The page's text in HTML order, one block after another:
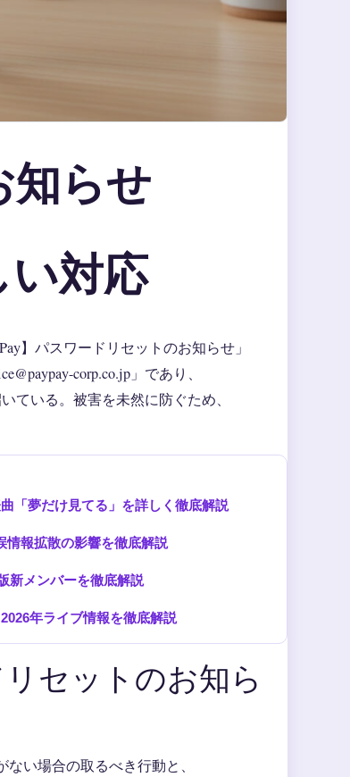
らせ
対応
】パスワードリセットのお知らせ」
corp.co.jp」であり、
ている。被害を未然に防ぐため、
「夢だけ見てる」を詳しく徹底解説
情報拡散の影響を徹底解説
新メンバーを徹底解説
年ライブ情報を徹底解説
セットのお知ら
い場合の取るべき行動と、